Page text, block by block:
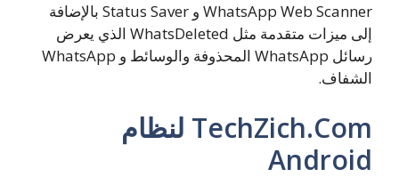
WhatsApp Web Scanner و Status Saver بالإضافة
إلى ميزات متقدمة مثل WhatsDeleted الذي يعرض
رسائل WhatsApp المحذوفة والوسائط و WhatsApp
الشفاف.
TechZich.Com لنظام
Android